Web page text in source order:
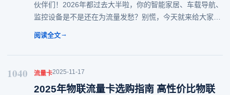
伙伴们！2026年都过去大半啦，你的智能家居、车载导航、
监控设备是不是还在为流量发愁？别慌，今天就来给大家扒
阅读全文→
1040 流量卡2025-11-17
2025年物联流量卡选购指南 高性价比物联